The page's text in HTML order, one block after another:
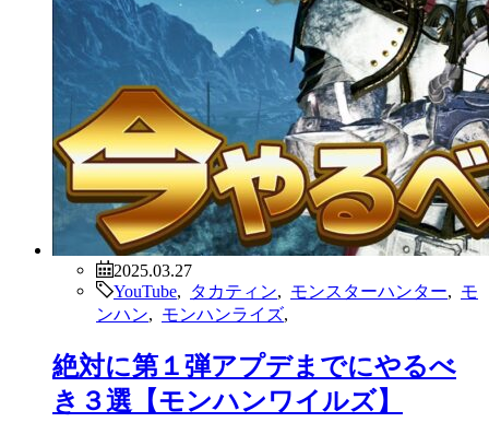
2025.03.27
YouTube
タカティン モンスターハンター
モ
ンハン
モンハンライズ
絶対に第１弾アプデまでにやるべ
き３選【モンハンワイルズ】